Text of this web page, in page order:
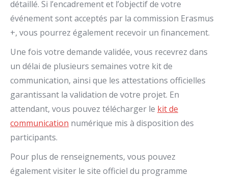
détaillé. Si l’encadrement et l’objectif de votre
événement sont acceptés par la commission Erasmus
+, vous pourrez également recevoir un financement.
Une fois votre demande validée, vous recevrez dans
un délai de plusieurs semaines votre kit de
communication, ainsi que les attestations officielles
garantissant la validation de votre projet. En
attendant, vous pouvez télécharger le kit de
communication numérique mis à disposition des
participants.
Pour plus de renseignements, vous pouvez
également visiter le site officiel du programme